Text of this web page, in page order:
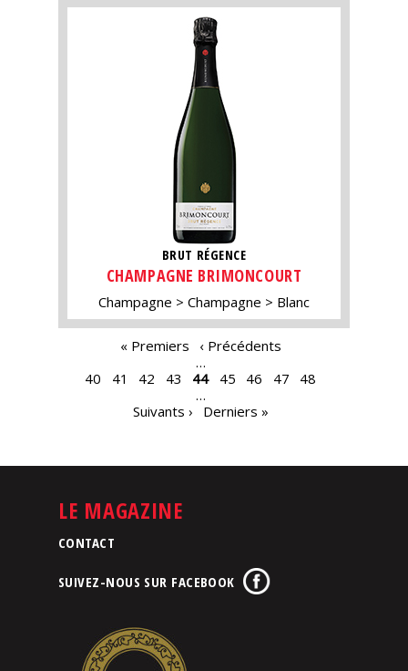
BRUT RÉGENCE
CHAMPAGNE BRIMONCOURT
Champagne Champagne Blanc
« Premiers
‹ Précédents
…
40
41 42 43 44 45 46 47
48
…
Suivants ›
Derniers »
LE MAGAZINE
CONTACT
SUIVEZ-NOUS SUR FACEBOOK